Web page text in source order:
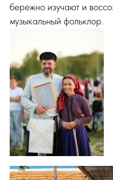
бережно изучают и
музыкальный фольклор.